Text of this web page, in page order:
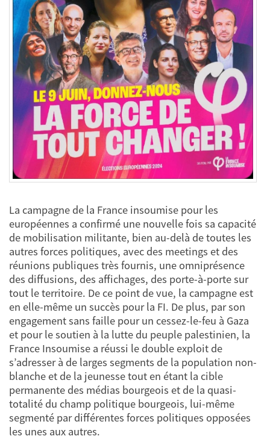
La campagne de la France insoumise pour les
européennes a confirmé une nouvelle fois sa capacité
de mobilisation militante, bien au-delà de toutes les
autres forces politiques, avec des meetings et des
réunions publiques très fournis, une omniprésence
des diffusions, des affichages, des porte-à-porte sur
tout le territoire. De ce point de vue, la campagne est
en elle-même un succès pour la FI. De plus, par son
engagement sans faille pour un cessez-le-feu à Gaza
et pour le soutien à la lutte du peuple palestinien, la
France Insoumise a réussi le double exploit de
s’adresser à de larges segments de la population non-
blanche et de la jeunesse tout en étant la cible
permanente des médias bourgeois et de la quasi-
totalité du champ politique bourgeois, lui-même
segmenté par différentes forces politiques opposées
les unes aux autres.